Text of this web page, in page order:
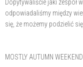
Dopytywaliście jaki zespół
odpowiadaliśmy między
się, że możemy podzielić
MOSTLY AUTUMN